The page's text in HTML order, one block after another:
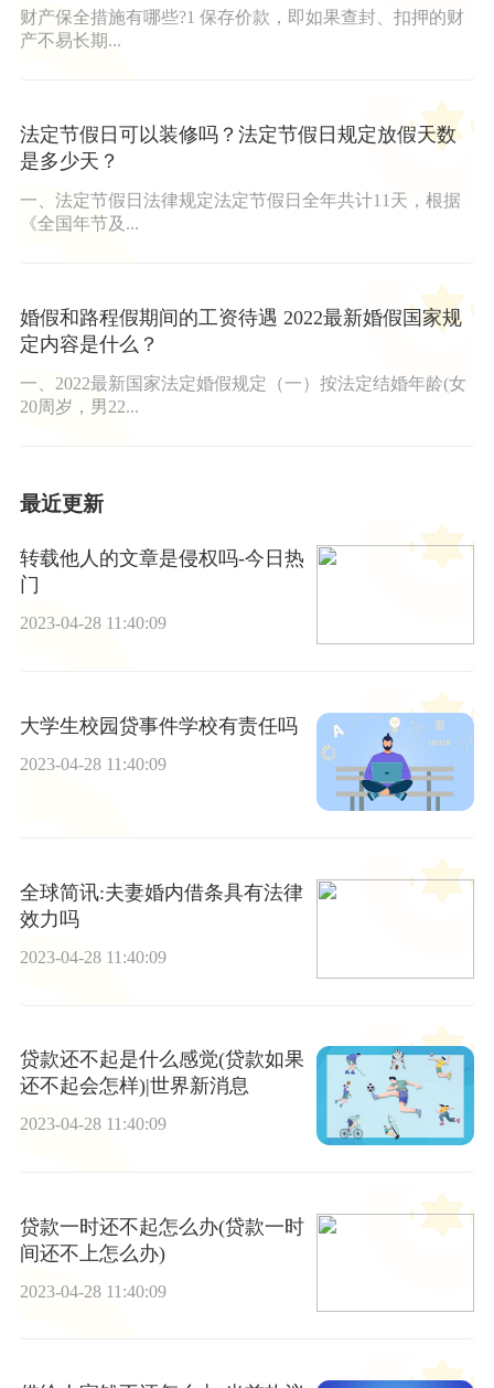
财产保全措施有哪些?1 保存价款，即如果查封、扣押的财
产不易长期...
法定节假日可以装修吗？法定节假日规定放假天数
是多少天？
一、法定节假日法律规定法定节假日全年共计11天，根据
《全国年节及...
婚假和路程假期间的工资待遇 2022最新婚假国家规
定内容是什么？
一、2022最新国家法定婚假规定（一）按法定结婚年龄(女
20周岁，男22...
最近更新
转载他人的文章是侵权吗-今日热
门
2023-04-28 11:40:09
大学生校园贷事件学校有责任吗
2023-04-28 11:40:09
全球简讯:夫妻婚内借条具有法律
效力吗
2023-04-28 11:40:09
贷款还不起是什么感觉(贷款如果
还不起会怎样)|世界新消息
2023-04-28 11:40:09
贷款一时还不起怎么办(贷款一时
间还不上怎么办)
2023-04-28 11:40:09